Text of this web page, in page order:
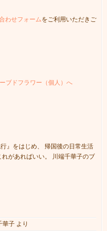
わせフォームをご利用いただきご
』をはじめ、 帰国後の日常生活
があればいい。 川端千華子のブ
華子 より